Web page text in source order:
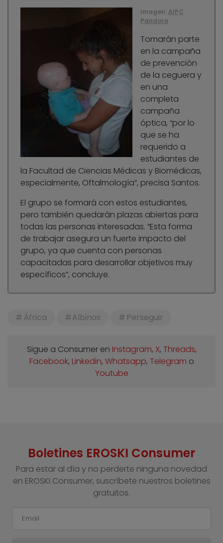
Imagen: AIPC
Pandora
Tomarán parte
en la campaña
de prevención
de la ceguera y
en una
completa
campaña
óptica, “por lo
que se ha
requerido a
estudiantes de
la Facultad de Ciencias Médicas y Biomédicas,
especialmente, Oftalmología”, precisa Santos.
El grupo se formará con estos estudiantes,
pero también quedarán plazas abiertas para
todas las personas interesadas. “Esta forma
de trabajar asegura un fuerte impacto del
grupo, ya que cuenta con personas
capacitadas para desarrollar objetivos muy
específicos”, concluye.
África Albinos Perseguir
Sigue a Consumer en Instagram, X, Threads,
Facebook, Linkedin, Whatsapp, Telegram o
Youtube
Boletines EROSKI Consumer
Para estar al día y no perderte ninguna novedad
en EROSKI Consumer, suscríbete nuestros boletines
gratuitos.